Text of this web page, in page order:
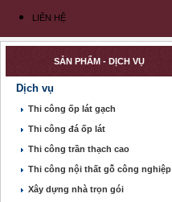
LIÊN HỆ
SẢN PHẨM - DỊCH VỤ
Dịch vụ
Thi công ốp lát gạch
Thi công đá ốp lát
Thi công trần thạch cao
Thi công nội thất gỗ công nghiệp
Xây dựng nhà trọn gói